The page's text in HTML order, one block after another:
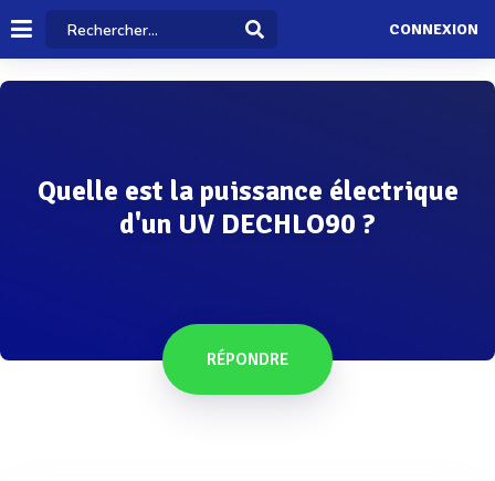
CONNEXION
Quelle est la puissance électrique
d'un UV DECHLO90 ?
RÉPONDRE